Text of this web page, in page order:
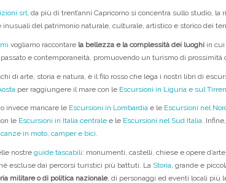
srl, da più di trent’anni Capricorno si concentra sullo studio, la
del patrimonio naturale, culturale, artistico e storico dei
vogliamo raccontare la bellezza e la complessità dei luoghi in cui
e contemporaneità, promuovendo un turismo di prossimità
di arte, storia e natura, è il filo rosso che lega i nostri libri di
per raggiungere il mare con le Escursioni in Liguria e sul
invece mancare le Escursioni in Lombardia e le Escursioni nel
le Escursioni in Italia centrale e le Escursioni nel Sud Italia.
in moto, camper e bici.
nostre guide tascabili: monumenti, castelli, chiese e opere
escluse dai percorsi turistici più battuti. La Storia, grande e
militare o di politica nazionale, di personaggi ed eventi locali più